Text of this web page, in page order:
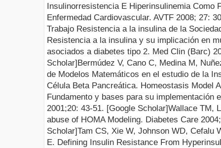
Insulinorresistencia E Hiperinsulinemia Como
Enfermedad Cardiovascular. AVTF 2008; 27:
Trabajo Resistencia a la insulina de la
Resistencia a la insulina y su implicación en
asociados a diabetes tipo 2. Med Clin (Barc)
Scholar]Bermúdez V, Cano C, Medina M,
de Modelos Matemáticos en el estudio de la
Célula Beta Pancreática. Homeostasis Model
Fundamento y bases para su implementación
2001;20: 43-51. [Google Scholar]Wallace TM,
abuse of HOMA Modeling. Diabetes Care
Scholar]Tam CS, Xie W, Johnson WD, Cefalu
E. Defining Insulin Resistance From